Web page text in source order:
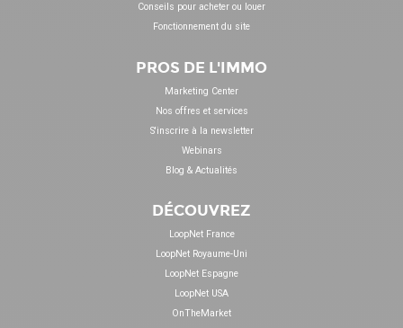
Conseils pour acheter ou louer
Fonctionnement du site
PROS DE L'IMMO
Marketing Center
Nos offres et services
S'inscrire à la newsletter
Webinars
Blog & Actualités
DÉCOUVREZ
LoopNet France
LoopNet Royaume-Uni
LoopNet Espagne
LoopNet USA
OnTheMarket